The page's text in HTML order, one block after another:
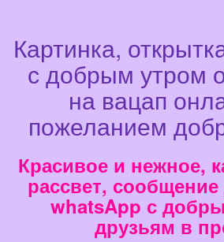
Картинка,
с добрым утром
на вацап
пожеланием
Красивое и нежное,
рассвет,
whatsApp с
друзьям в